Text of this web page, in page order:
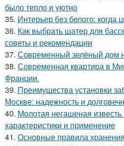
было тепло и уютно
35. Интерьер без белого: когда
36. Как выбрать шатер для
советы и рекомендации
37. Современный зелёный дом
38. Современная квартира в
Франции.
39. Преимущества установки
Москве: надежность и
40. Молотая негашеная
характеристики и применение
41. Основные правила